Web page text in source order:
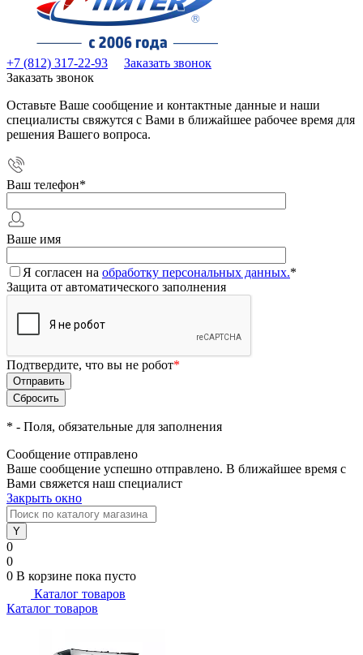
+7 (812) 317-22-93
Заказать звонок
Заказать звонок
Оставьте Ваше сообщение и контактные данные и наши
специалисты свяжутся с Вами в ближайшее рабочее время для
решения Вашего вопроса.
Ваш телефон*
Ваше имя
Я согласен на обработку персональных данных.*
Защита от автоматического заполнения
Подтвердите, что вы не робот*
* - Поля, обязательные для заполнения
Сообщение отправлено
Ваше сообщение успешно отправлено. В ближайшее время с
Вами свяжется наш специалист
Закрыть окно
0
0
0 В корзине пока пусто
Каталог товаров
Каталог товаров